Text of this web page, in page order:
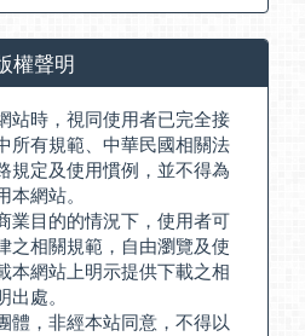
權聲明
站時，視同使用者已完全接
所有規範、中華民國相關法
規定及使用慣例，並不得為
網站。
業目的的情況下，使用者可
之相關規範，自由瀏覽及使
本網站上明示提供下載之相
處。
體，非經本站同意，不得以